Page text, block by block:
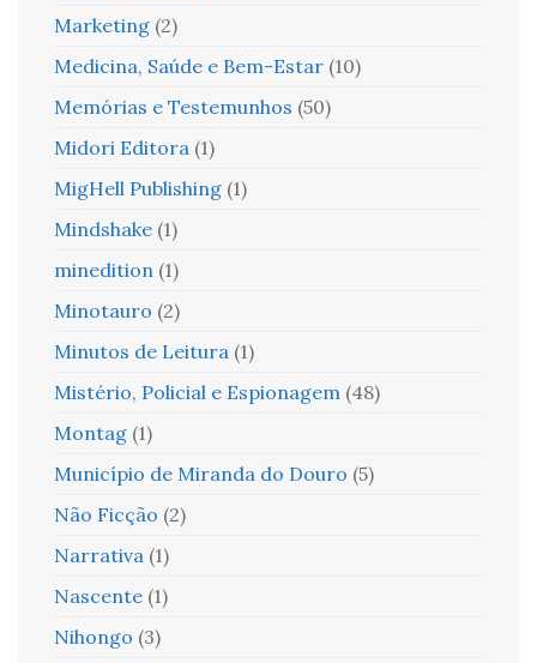
Marketing (2)
Medicina, Saúde e Bem-Estar (10)
Memórias e Testemunhos (50)
Midori Editora (1)
MigHell Publishing (1)
Mindshake (1)
minedition (1)
Minotauro (2)
Minutos de Leitura (1)
Mistério, Policial e Espionagem (48)
Montag (1)
Município de Miranda do Douro (5)
Não Ficção (2)
Narrativa (1)
Nascente (1)
Nihongo (3)